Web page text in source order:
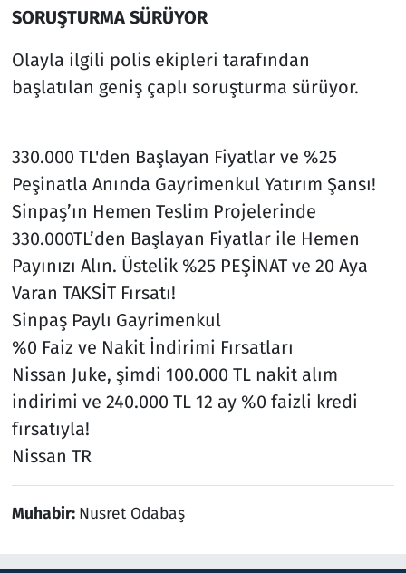
SORUŞTURMA SÜRÜYOR
Olayla ilgili polis ekipleri tarafından
başlatılan geniş çaplı soruşturma sürüyor.
330.000 TL'den Başlayan Fiyatlar ve %25
Peşinatla Anında Gayrimenkul Yatırım Şansı!
Sinpaş’ın Hemen Teslim Projelerinde
330.000TL’den Başlayan Fiyatlar ile Hemen
Payınızı Alın. Üstelik %25 PEŞİNAT ve 20 Aya
Varan TAKSİT Fırsatı!
Sinpaş Paylı Gayrimenkul
%0 Faiz ve Nakit İndirimi Fırsatları
Nissan Juke, şimdi 100.000 TL nakit alım
indirimi ve 240.000 TL 12 ay %0 faizli kredi
fırsatıyla!
Nissan TR
Muhabir: Nusret Odabaş